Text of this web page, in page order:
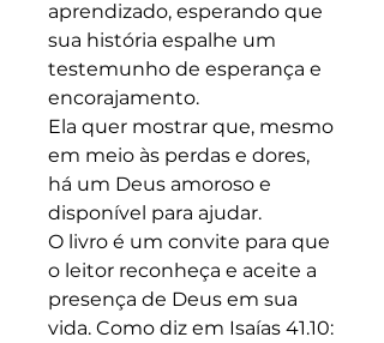
aprendizado, esperando que
sua história espalhe um
testemunho de esperança e
encorajamento.
Ela quer mostrar que, mesmo
em meio às perdas e dores,
há um Deus amoroso e
disponível para ajudar.
O livro é um convite para que
o leitor reconheça e aceite a
presença de Deus em sua
vida. Como diz em Isaías 41.10: